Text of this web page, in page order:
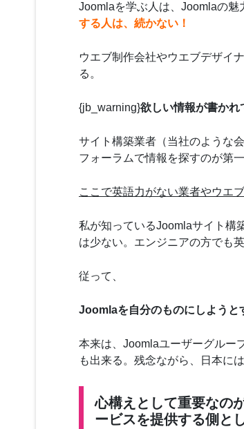
Joomlaを学ぶ人は、Joomlaの魅
する人は、続かない！
ウエブ制作会社やウエブデザイ
る。
{jb_warning}欲しい情報が書かれ
サイト構築業者（当社のような
フォーラムで情報を探すのが第一
ここで英語力がない業者やウエ
私が知っているJoomlaサイト構
は少ない。エンジニアの方でも
従って、
Joomlaを自分のものにしようと
本来は、Joomlaユーザーグルー
も出来る。残念ながら、日本に
心構えとして重要なの
ービスを提供する側と